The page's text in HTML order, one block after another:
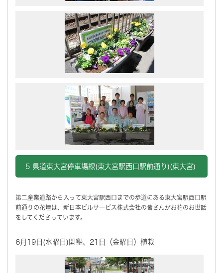
5 県道東大宮停車場線(東大宮駅西口駅前通り)(東大宮)
第二産業道路から入って東大宮駅西口までの歩道にある東大宮駅西口駅
前通りの花壇は、新日本ビルサービス株式会社の皆さんがお花のお世話
をしてくださっています。
6月19日(水曜日)開墾、21日（金曜日）植栽